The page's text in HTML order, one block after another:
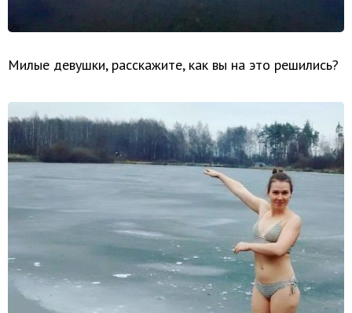
Милые девушки, расскажите, как вы на это решились?